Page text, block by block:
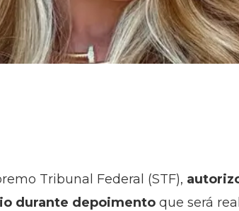
Tribunal Federal (STF),
durante depoimento que será